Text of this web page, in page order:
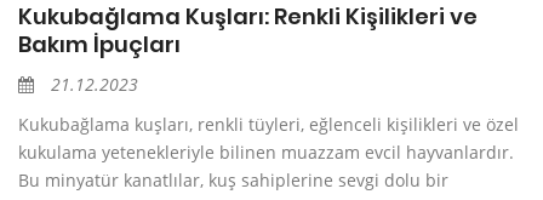
Kukubağlama Kuşları: Renkli Kişilikleri ve
Bakım İpuçları
21.12.2023
Kukubağlama kuşları, renkli tüyleri, eğlenceli kişilikleri ve özel
kukulama yetenekleriyle bilinen muazzam evcil hayvanlardır.
Bu minyatür kanatlılar, kuş sahiplerine sevgi dolu bir